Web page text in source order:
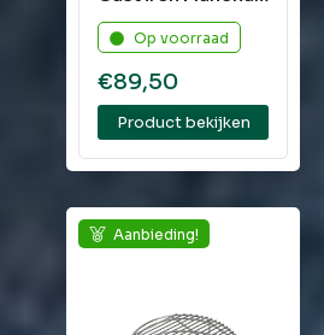
Large
Op voorraad
€89,50
Product bekijken
Aanbieding!